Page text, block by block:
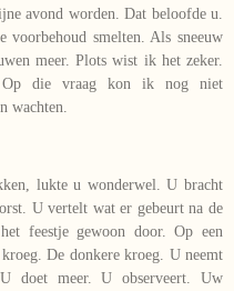
avond worden. Dat beloofde u.
smelten. Als sneeuw
meer. Plots wist ik het zeker.
Op die vraag kon ik nog niet
wachten.
lukte u wonderwel. U bracht
U vertelt wat er gebeurt na de
feestje gewoon door. Op een
De donkere kroeg. U neemt
doet meer. U observeert. Uw